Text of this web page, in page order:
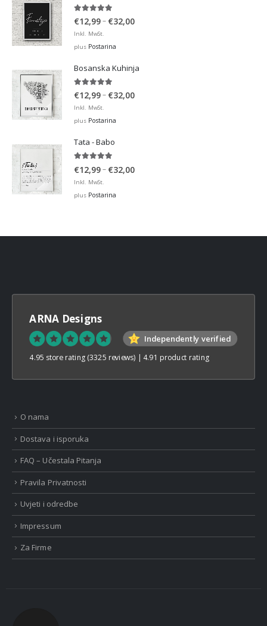
€12,99– €32,00Price
€32,00
Inkl. MwSt.
plus Postarina
Bosanska Kuhinja
5.00out of 5
€12,99– €32,00Price
Inkl. MwSt.
plus Postarina
Tata - Babo
€12,99– €32,00Price
Inkl. MwSt.
plus Postarina
ARNA Designs
Independently verified
4.95 store rating (3325 reviews) | 4.91 product rating
O nama
Dostava i isporuka
FAQ – Učestala Pitanja
Pravila Privatnosti
Uvjeti i odredbe
Impressum
Za Firme